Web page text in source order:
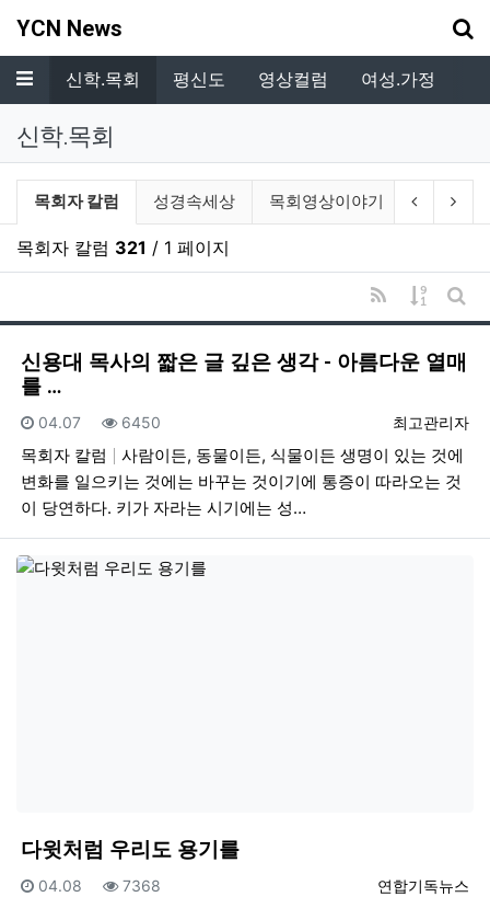
YCN News
메뉴
지 신학.목회 평신도 영상컬럼 여성.가정
신학.목회
신학.목회 분류 목록
현재 분류
목회자 칼럼 성경속세상 목회영상이야기 해외선교
이전 분류
다
목회자 칼럼 321 / 1 페이지
RSS
게시물
게
신용대 목사의 짧은 글 깊은 생각 - 아름다운 열매
를 …
등록자
최고관리자
등록일
04.07 조회
6450
목회자 칼럼
사람이든, 동물이든, 식물이든 생명이 있는 것에
변화를 일으키는 것에는 바꾸는 것이기에 통증이 따라오는 것
이 당연하다. 키가 자라는 시기에는 성…
다윗처럼 우리도 용기를
등록자
연합기독뉴스
등록일
04.08 조회
7368